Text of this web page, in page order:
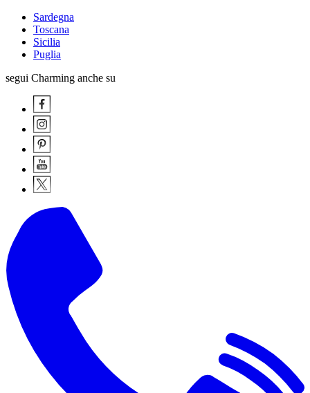
Sardegna
Toscana
Sicilia
Puglia
segui Charming anche su